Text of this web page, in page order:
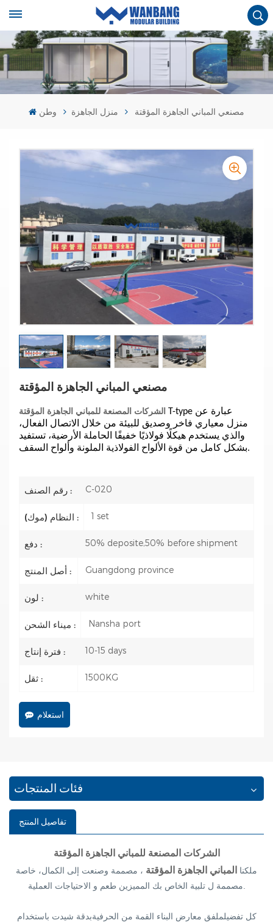
وطن منزل الجاهزة مصنعي المباني الجاهزة المؤقتة
مصنعي المباني الجاهزة المؤقتة
الشركات المصنعة للمباني الجاهزة المؤقتة T-type عبارة عن
منزل معياري فاخر وصديق للبيئة من خلال الاتصال الفعال،
والذي يستخدم هيكلًا فولاذيًا خفيفًا الحاملة الأرضية، تستفيد
بشكل كامل من قوة الألواح الفولاذية الملونة وألواح السقف.
رقم الصنف : C-020
النظام (موك) : 1 set
دفع : 50% deposite,50% before shipment
أصل المنتج : Guangdong province
لون : white
ميناء الشحن : Nansha port
فترة إنتاج : 10-15 days
ثقل : 1500KG
استعلام
فئات المنتجات
تفاصيل المنتج
الشركات المصنعة للمباني الجاهزة المؤقتة
ملكنا المباني الجاهزة المؤقتة ، مصممة وصنعت إلى الكمال، خاصة
مصممة ل تلبية الخاص بك المميزين طعم و الاحتياجات العملية .
كل تفضيلملفق معارض البناء القمة من الحرفيةبدقة شيدت باستخدام